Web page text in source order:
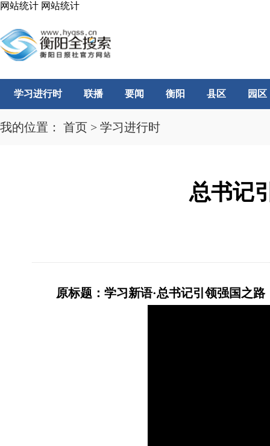
网站统计 网站统计
学习进行时 联播 要闻 衡阳 县区 园区
我的位置： 首页 > 学习进行时
总书记
原标题：学习新语·总书记引领强国之